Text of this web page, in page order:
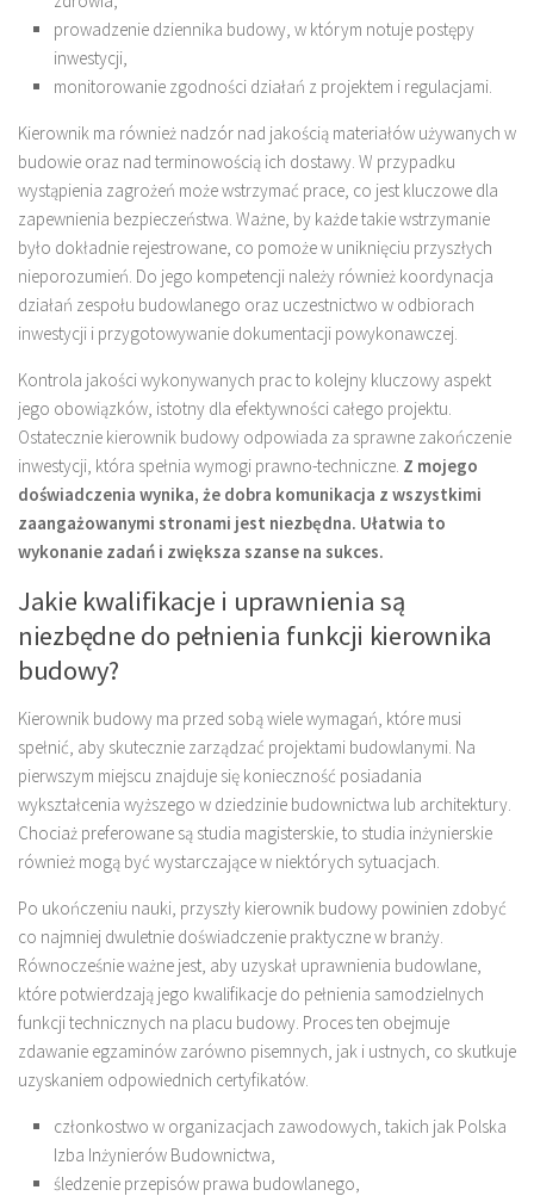
prowadzenie dziennika budowy, w którym notuje postępy
inwestycji,
monitorowanie zgodności działań z projektem i regulacjami.
Kierownik ma również nadzór nad jakością materiałów używanych w
budowie oraz nad terminowością ich dostawy. W przypadku
wystąpienia zagrożeń może wstrzymać prace, co jest kluczowe dla
zapewnienia bezpieczeństwa. Ważne, by każde takie wstrzymanie
było dokładnie rejestrowane, co pomoże w uniknięciu przyszłych
nieporozumień. Do jego kompetencji należy również koordynacja
działań zespołu budowlanego oraz uczestnictwo w odbiorach
inwestycji i przygotowywanie dokumentacji powykonawczej.
Kontrola jakości wykonywanych prac to kolejny kluczowy aspekt
jego obowiązków, istotny dla efektywności całego projektu.
Ostatecznie kierownik budowy odpowiada za sprawne zakończenie
inwestycji, która spełnia wymogi prawno-techniczne. Z mojego
doświadczenia wynika, że dobra komunikacja z wszystkimi
zaangażowanymi stronami jest niezbędna. Ułatwia to
wykonanie zadań i zwiększa szanse na sukces.
Jakie kwalifikacje i uprawnienia są
niezbędne do pełnienia funkcji kierownika
budowy?
Kierownik budowy ma przed sobą wiele wymagań, które musi
spełnić, aby skutecznie zarządzać projektami budowlanymi. Na
pierwszym miejscu znajduje się konieczność posiadania
wykształcenia wyższego w dziedzinie budownictwa lub architektury.
Chociaż preferowane są studia magisterskie, to studia inżynierskie
również mogą być wystarczające w niektórych sytuacjach.
Po ukończeniu nauki, przyszły kierownik budowy powinien zdobyć
co najmniej dwuletnie doświadczenie praktyczne w branży.
Równocześnie ważne jest, aby uzyskał uprawnienia budowlane,
które potwierdzają jego kwalifikacje do pełnienia samodzielnych
funkcji technicznych na placu budowy. Proces ten obejmuje
zdawanie egzaminów zarówno pisemnych, jak i ustnych, co skutkuje
uzyskaniem odpowiednich certyfikatów.
członkostwo w organizacjach zawodowych, takich jak Polska
Izba Inżynierów Budownictwa,
śledzenie przepisów prawa budowlanego,